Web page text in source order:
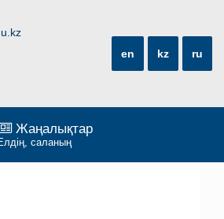
ru
kz
en
Жаңалықтар
саланың